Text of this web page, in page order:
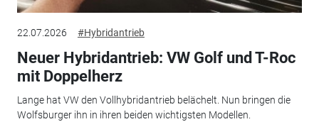
22.07.2026 #Hybridantrieb
Neuer Hybridantrieb: VW Golf und T-Roc
mit Doppelherz
Lange hat VW den Vollhybridantrieb belächelt. Nun bringen die
Wolfsburger ihn in ihren beiden wichtigsten Modellen.